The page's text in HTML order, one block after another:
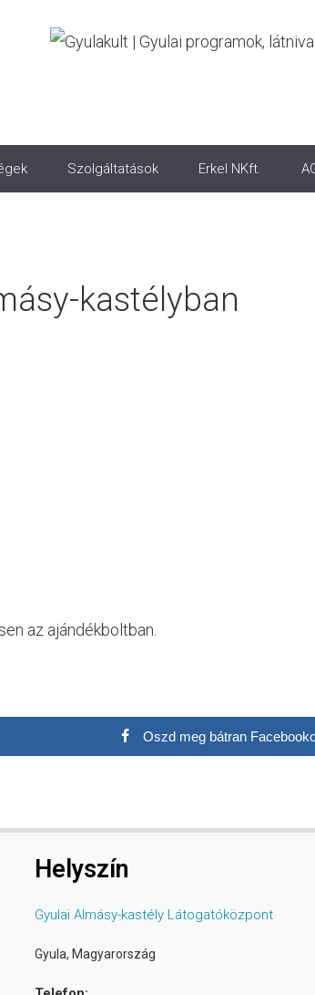
Szolgáltatások Erkel NKft.
kastélyban
az ajándékboltban.
Oszd meg bátran
Helyszín
Gyulai Almásy-kastély Látogatóközpont
Gyula, Magyarország